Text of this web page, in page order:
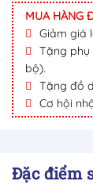
MUA HÀNG
Giảm giá
Tặng phụ
bộ).
Tặng đồ
Cơ hội
Đặc điểm